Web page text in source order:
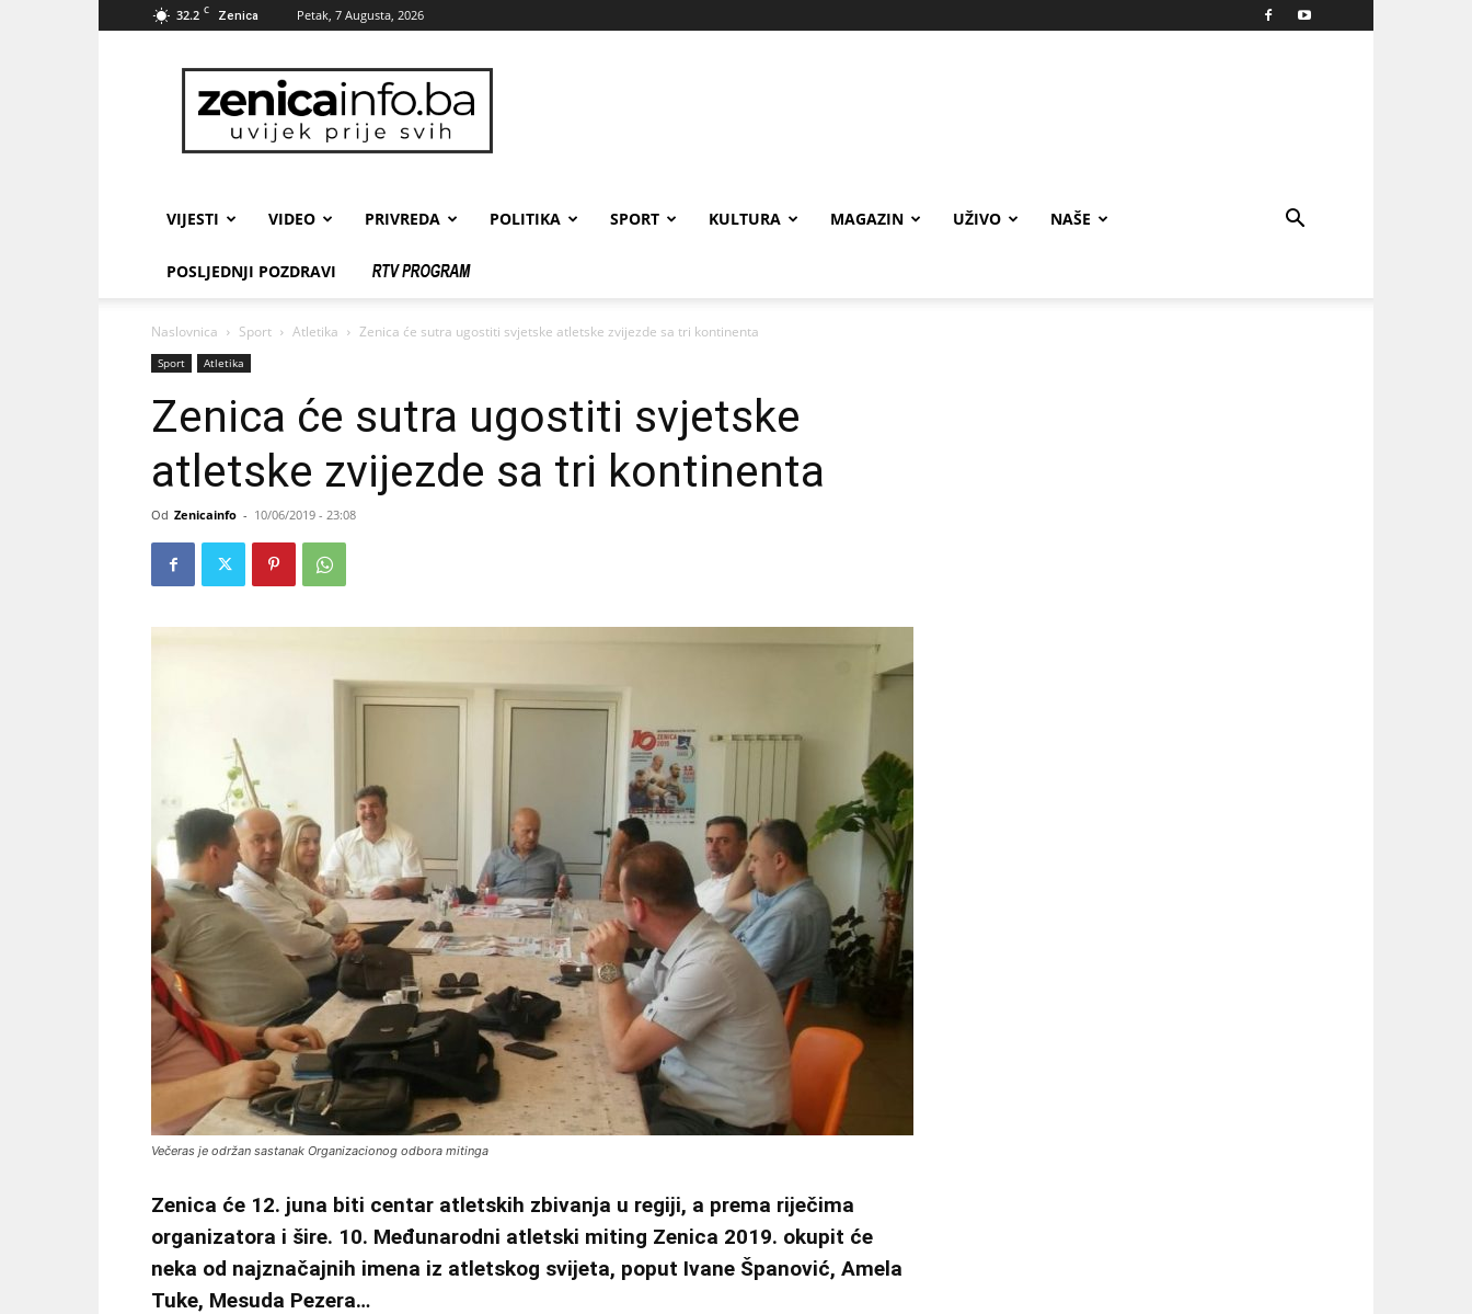
32.2 C Zenica Petak, 7 Augusta, 2026
zenicainfo.ba
VIJESTI VIDEO PRIVREDA POLITIKA SPORT KULTURA MAGAZIN UŽIVO NAŠE
POSLJEDNJI POZDRAVI
Naslovnica Sport Atletika Zenica će sutra ugostiti svjetske atletske zvijezde sa tri kontinenta
Sport Atletika
Zenica će sutra ugostiti svjetske
atletske zvijezde sa tri kontinenta
Od Zenicainfo - 10/06/2019 - 23:08
Večeras je održan sastanak Organizacionog odbora mitinga
Zenica će 12. juna biti centar atletskih zbivanja u regiji, a prema riječima
organizatora i šire. 10. Međunarodni atletski miting Zenica 2019. okupit će
neka od najznačajnih imena iz atletskog svijeta, poput Ivane Španović, Amela
Tuke, Mesuda Pezera…